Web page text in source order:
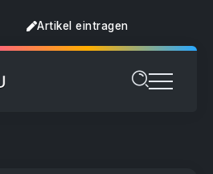
Artikel eintragen